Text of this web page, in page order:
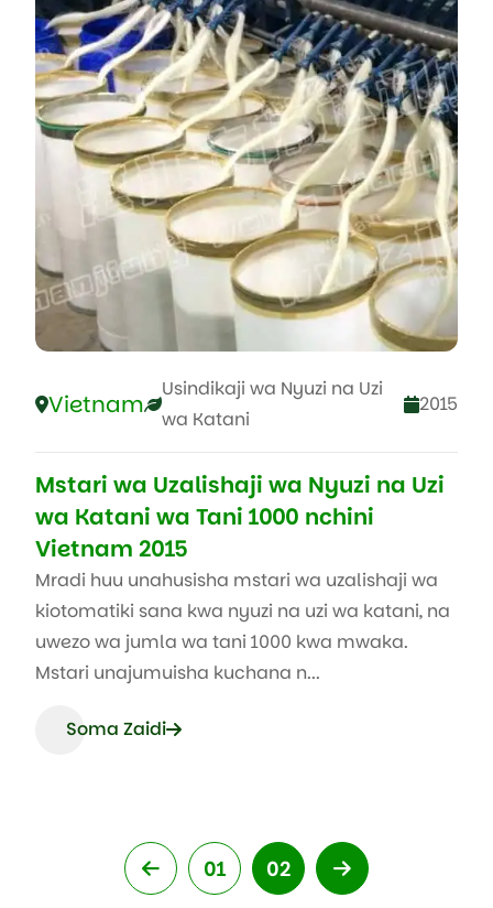
Vietnam
Usindikaji wa Nyuzi na Uzi
wa Katani
2015
Mstari wa Uzalishaji wa Nyuzi na Uzi
wa Katani wa Tani 1000 nchini
Vietnam 2015
Mradi huu unahusisha mstari wa uzalishaji wa
kiotomatiki sana kwa nyuzi na uzi wa katani, na
uwezo wa jumla wa tani 1000 kwa mwaka.
Mstari unajumuisha kuchana n...
Soma Zaidi
01 02